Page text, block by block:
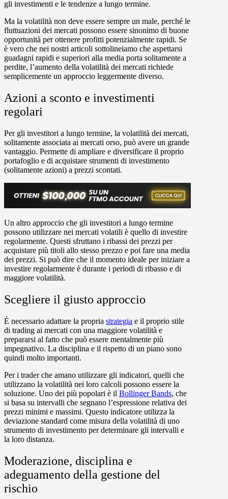
gli investimenti e le tendenze a lungo termine.
Ma la volatilità non deve essere sempre un male, perché le
fluttuazioni dei mercati possono essere sinonimo di buone
opportunità per ottenere profitti potenzialmente rapidi. Se
è vero che nei nostri articoli sottolineiamo che aspettarsi
guadagni rapidi e superiori alla media porta solitamente a
perdite, l’aumento della volatilità dei mercati richiede
semplicemente un approccio leggermente diverso.
Azioni a sconto e investimenti
regolari
Per gli investitori a lungo termine, la volatilità dei mercati,
solitamente associata ai mercati orso, può avere un grande
vantaggio. Permette di ampliare e diversificare il proprio
portafoglio e di acquistare strumenti di investimento
(solitamente azioni) a prezzi scontati.
Un altro approccio che gli investitori a lungo termine
possono utilizzare nei mercati volatili è quello di investire
regolarmente. Questi sfruttano i ribassi dei prezzi per
acquistare più titoli allo stesso prezzo e poi fare una media
dei prezzi. Si può dire che il momento ideale per iniziare a
investire regolarmente è durante i periodi di ribasso e di
maggiore volatilità.
Scegliere il giusto approccio
È necessario adattare la propria strategia e il proprio stile
di trading ai mercati con una maggiore volatilità e
prepararsi al fatto che può essere mentalmente più
impegnativo. La disciplina e il rispetto di un piano sono
quindi molto importanti.
Per i trader che amano utilizzare gli indicatori, quelli che
utilizzano la volatilità nei loro calcoli possono essere la
soluzione. Uno dei più popolari è il Bollinger Bands, che
si basa su intervalli che segnano l’espressione relativa dei
prezzi minimi e massimi. Questo indicatore utilizza la
deviazione standard come misura della volatilità di uno
strumento di investimento per determinare gli intervalli e
la loro distanza.
Moderazione, disciplina e
adeguamento della gestione del
rischio